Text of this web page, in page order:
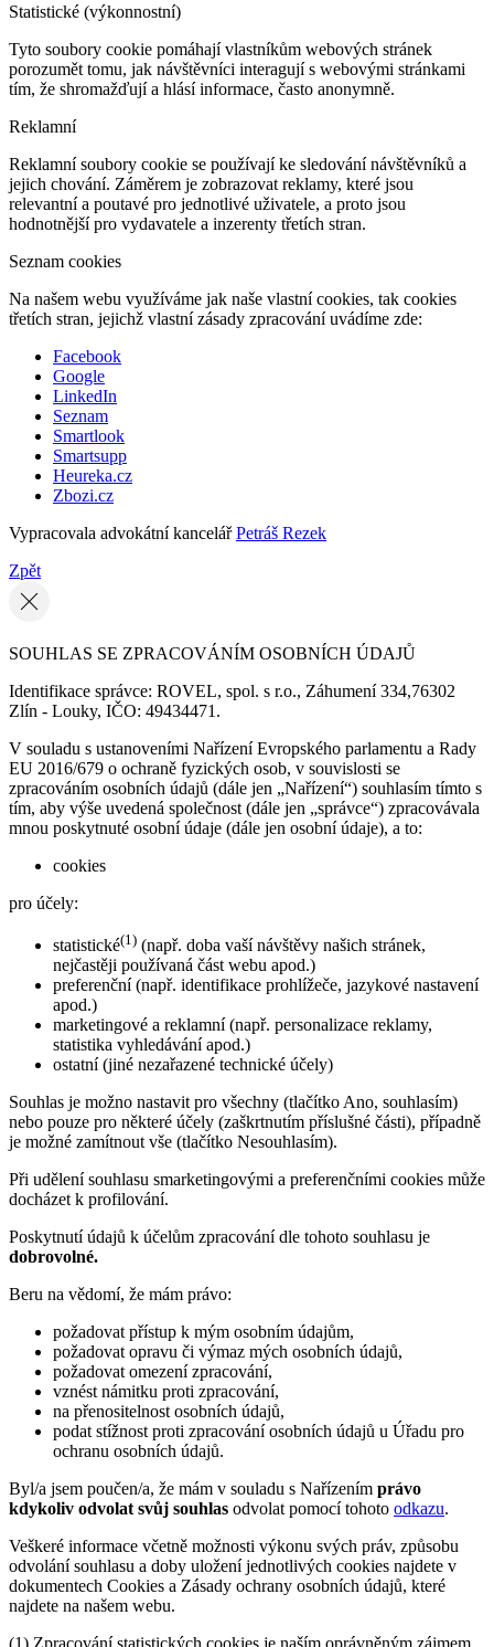
Statistické (výkonnostní)
Tyto soubory cookie pomáhají vlastníkům webových stránek
porozumět tomu, jak návštěvníci interagují s webovými stránkami
tím, že shromažďují a hlásí informace, často anonymně.
Reklamní
Reklamní soubory cookie se používají ke sledování návštěvníků a
jejich chování. Záměrem je zobrazovat reklamy, které jsou
relevantní a poutavé pro jednotlivé uživatele, a proto jsou
hodnotnější pro vydavatele a inzerenty třetích stran.
Seznam cookies
Na našem webu využíváme jak naše vlastní cookies, tak cookies
třetích stran, jejichž vlastní zásady zpracování uvádíme zde:
Facebook
Google
LinkedIn
Seznam
Smartlook
Smartsupp
Heureka.cz
Zbozi.cz
Vypracovala advokátní kancelářPetráš Rezek
Zpět
SOUHLAS SE ZPRACOVÁNÍM OSOBNÍCH ÚDAJŮ
Identifikace správce: ROVEL, spol. s r.o., Záhumení 334,76302
Zlín - Louky, IČO: 49434471.
V souladu s ustanoveními Nařízení Evropského parlamentu a Rady
EU 2016/679 o ochraně fyzických osob, v souvislosti se
zpracováním osobních údajů (dále jen „Nařízení“) souhlasím tímto s
tím, aby výše uvedená společnost (dále jen „správce“) zpracovávala
mnou poskytnuté osobní údaje (dále jen osobní údaje), a to:
cookies
pro účely:
statistické(1) (např. doba vaší návštěvy našich stránek,
nejčastěji používaná část webu apod.)
preferenční (např. identifikace prohlížeče, jazykové nastavení
apod.)
marketingové a reklamní (např. personalizace reklamy,
statistika vyhledávání apod.)
ostatní (jiné nezařazené technické účely)
Souhlas je možno nastavit pro všechny (tlačítko Ano, souhlasím)
nebo pouze pro některé účely (zaškrtnutím příslušné části), případně
je možné zamítnout vše (tlačítko Nesouhlasím).
Při udělení souhlasu smarketingovými a preferenčními cookies může
docházet k profilování.
Poskytnutí údajů k účelům zpracování dle tohoto souhlasu je
dobrovolné.
Beru na vědomí, že mám právo:
požadovat přístup k mým osobním údajům,
požadovat opravu či výmaz mých osobních údajů,
požadovat omezení zpracování,
vznést námitku proti zpracování,
na přenositelnost osobních údajů,
podat stížnost proti zpracování osobních údajů u Úřadu pro
ochranu osobních údajů.
Byl/a jsem poučen/a, že mám v souladu s Nařízením právo
kdykoliv odvolat svůj souhlas odvolat pomocí tohoto odkazu.
Veškeré informace včetně možnosti výkonu svých práv, způsobu
odvolání souhlasu a doby uložení jednotlivých cookies najdete v
dokumentech Cookies a Zásady ochrany osobních údajů, které
najdete na našem webu.
(1) Zpracování statistických cookies je naším oprávněným zájmem.